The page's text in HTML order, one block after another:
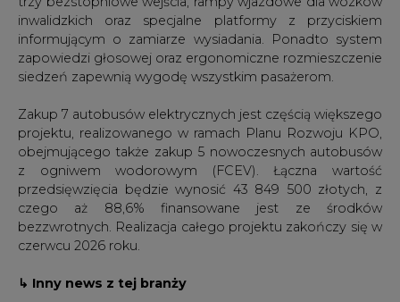
siedzeń zapewnią wygodę wszystkim pasażerom.
Zakup 7 autobusów elektrycznych jest częścią większego
projektu, realizowanego w ramach Planu Rozwoju KPO,
obejmującego także zakup 5 nowoczesnych autobusów
przedsięwzięcia będzie wynosić 43 849 500 złotych, z
czego aż 88,6% finansowane jest ze środków
bezzwrotnych. Realizacja całego projektu zakończy się w
czerwcu 2026 roku.
↳ Inny news z tej branży
Ełk będzie miał nowy elektryczny autobus
#ZIELONE SAMORZĄDY